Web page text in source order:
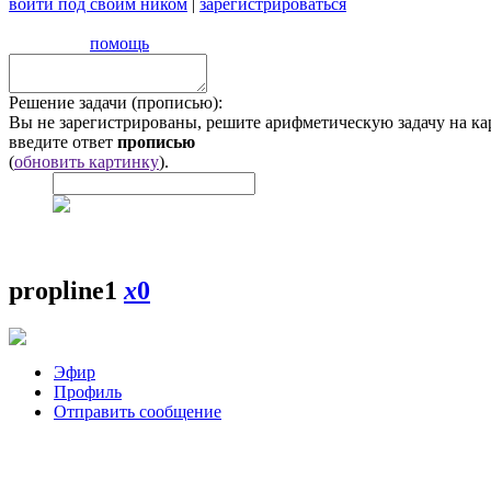
помощь
Решение задачи (прописью):
Вы не зарегистрированы, решите арифметическую задачу на
введите ответ прописью
(обновить картинку).
propline1x0
Эфир
Профиль
Отправить сообщение